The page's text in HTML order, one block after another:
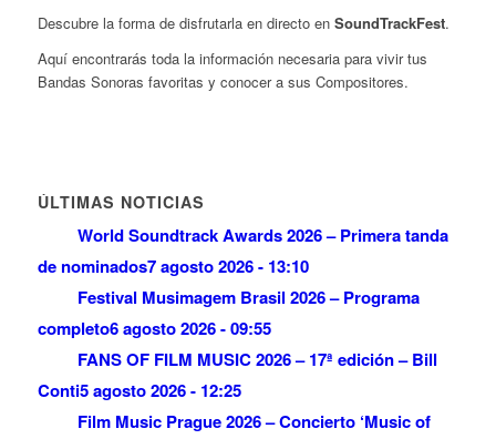
Descubre la forma de disfrutarla en directo en SoundTrackFest.
Aquí encontrarás toda la información necesaria para vivir tus
Bandas Sonoras favoritas y conocer a sus Compositores.
ÚLTIMAS NOTICIAS
World Soundtrack Awards 2026 – Primera tanda
de nominados7 agosto 2026 - 13:10
Festival Musimagem Brasil 2026 – Programa
completo6 agosto 2026 - 09:55
FANS OF FILM MUSIC 2026 – 17ª edición – Bill
Conti5 agosto 2026 - 12:25
Film Music Prague 2026 – Concierto ‘Music of